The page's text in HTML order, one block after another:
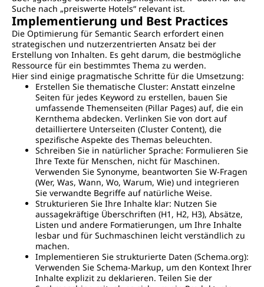
Suche nach „preiswerte Hotels“ relevant ist.
Implementierung und Best Practices
Die Optimierung für Semantic Search erfordert einen
strategischen und nutzerzentrierten Ansatz bei der
Erstellung von Inhalten. Es geht darum, die bestmögliche
Ressource für ein bestimmtes Thema zu werden.
Hier sind einige pragmatische Schritte für die Umsetzung:
Erstellen Sie thematische Cluster: Anstatt einzelne
Seiten für jedes Keyword zu erstellen, bauen Sie
umfassende Themenseiten (Pillar Pages) auf, die ein
Kernthema abdecken. Verlinken Sie von dort auf
detailliertere Unterseiten (Cluster Content), die
spezifische Aspekte des Themas beleuchten.
Schreiben Sie in natürlicher Sprache: Formulieren Sie
Ihre Texte für Menschen, nicht für Maschinen.
Verwenden Sie Synonyme, beantworten Sie W-Fragen
(Wer, Was, Wann, Wo, Warum, Wie) und integrieren
Sie verwandte Begriffe auf natürliche Weise.
Strukturieren Sie Ihre Inhalte klar: Nutzen Sie
aussagekräftige Überschriften (H1, H2, H3), Absätze,
Listen und andere Formatierungen, um Ihre Inhalte
lesbar und für Suchmaschinen leicht verständlich zu
machen.
Implementieren Sie strukturierte Daten (Schema.org):
Verwenden Sie Schema-Markup, um den Kontext Ihrer
Inhalte explizit zu deklarieren. Teilen Sie der